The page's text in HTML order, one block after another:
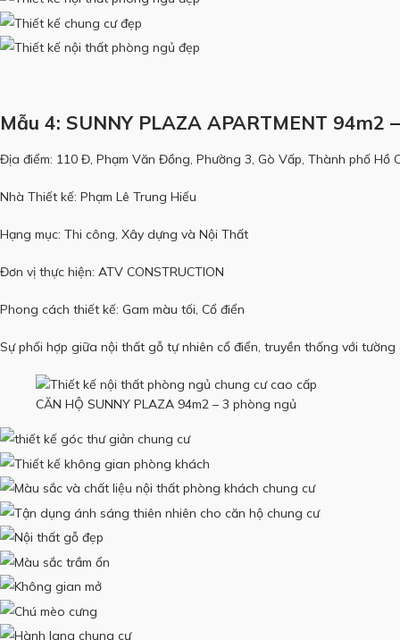
Mẫu 4: SUNNY PLAZA APARTMENT 94m2
Địa điểm: 110 Đ, Phạm Văn Đồng, Phường 3, Gò Vấp, Thành phố Hồ
Nhà Thiết kế: Phạm Lê Trung Hiếu
Hạng mục: Thi công, Xây dựng và Nội Thất
Đơn vị thực hiện: ATV CONSTRUCTION
Phong cách thiết kế: Gam màu tối, Cổ điển
Sự phối hợp giữa nội thất gỗ tự nhiên cổ điển, truyền thống với
CĂN HỘ SUNNY PLAZA 94m2 – 3 phòng ngủ